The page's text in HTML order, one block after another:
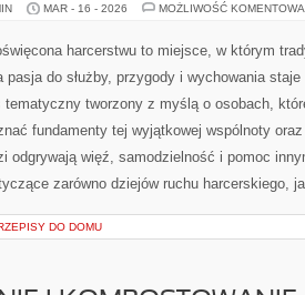
MAR - 16 - 2026 MOŻLIWOŚĆ
harcerstwu to miejsce, w którym
pasja do służby, przygody i wychowania
tematyczny tworzony z myślą o osobach,
fundamenty tej wyjątkowej wspólnoty
odgrywają więź, samodzielność i pomoc
zarówno dziejów ruchu harcerskiego,
DO DOMU